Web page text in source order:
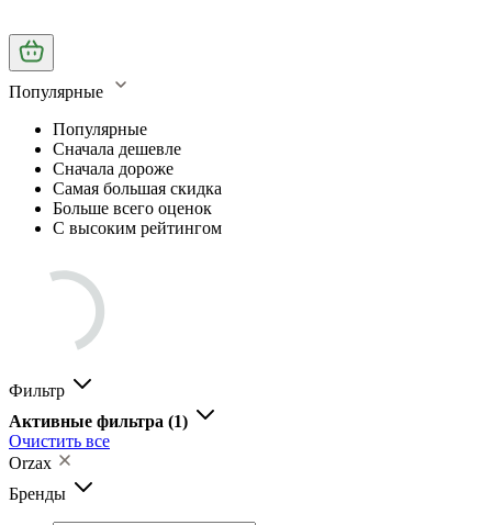
Популярные
Популярные
Сначала дешевле
Сначала дороже
Самая большая скидка
Больше всего оценок
С высоким рейтингом
Фильтр
Активные фильтра (1)
Очистить все
Orzax
Бренды